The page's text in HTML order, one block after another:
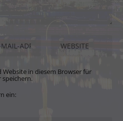
Website in diesem Browser für
ein: